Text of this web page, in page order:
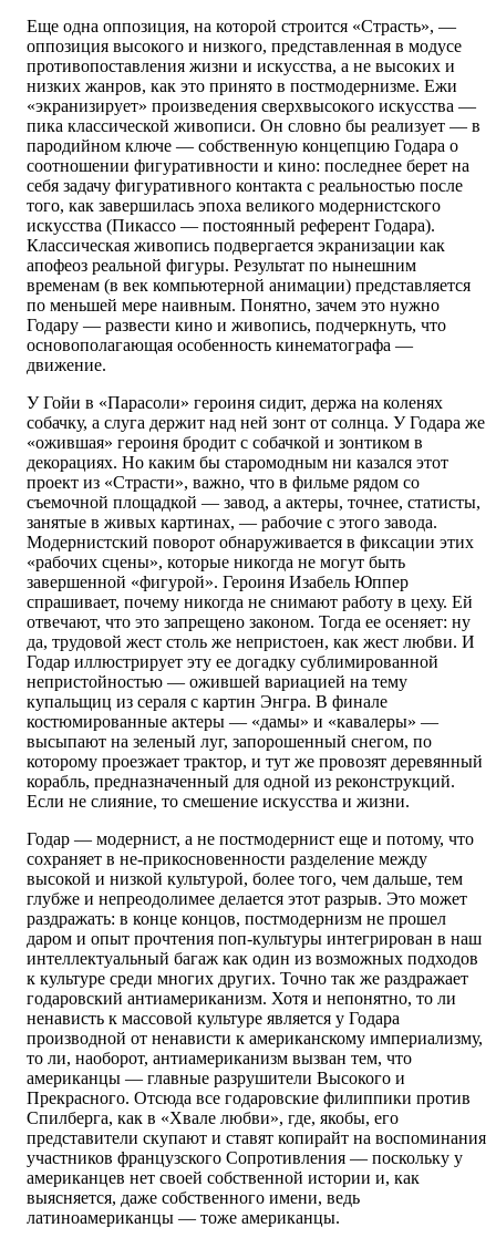
Еще одна оппозиция, на которой строится «Страсть», —
оппозиция высокого и низкого, представленная в модусе
противопоставления жизни и искусства, а не высоких и
низких жанров, как это принято в постмодернизме. Ежи
«экранизирует» произведения сверхвысокого искусства —
пика классической живописи. Он словно бы реализует — в
пародийном ключе — собственную концепцию Годара о
соотношении фигуративности и кино: последнее берет на
себя задачу фигуративного контакта с реальностью после
того, как завершилась эпоха великого модернистского
искусства (Пикассо — постоянный референт Годара).
Классическая живопись подвергается экранизации как
апофеоз реальной фигуры. Результат по нынешним
временам (в век компьютерной анимации) представляется
по меньшей мере наивным. Понятно, зачем это нужно
Годару — развести кино и живопись, подчеркнуть, что
основополагающая особенность кинематографа —
движение.
У Гойи в «Парасоли» героиня сидит, держа на коленях
собачку, а слуга держит над ней зонт от солнца. У Годара же
«ожившая» героиня бродит с собачкой и зонтиком в
декорациях. Но каким бы старомодным ни казался этот
проект из «Страсти», важно, что в фильме рядом со
съемочной площадкой — завод, а актеры, точнее, статисты,
занятые в живых картинах, — рабочие с этого завода.
Модернистский поворот обнаруживается в фиксации этих
«рабочих сцены», которые никогда не могут быть
завершенной «фигурой». Героиня Изабель Юппер
спрашивает, почему никогда не снимают работу в цеху. Ей
отвечают, что это запрещено законом. Тогда ее осеняет: ну
да, трудовой жест столь же непристоен, как жест любви. И
Годар иллюстрирует эту ее догадку сублимированной
непристойностью — ожившей вариацией на тему
купальщиц из сераля с картин Энгра. В финале
костюмированные актеры — «дамы» и «кавалеры» —
высыпают на зеленый луг, запорошенный снегом, по
которому проезжает трактор, и тут же провозят деревянный
корабль, предназначенный для одной из реконструкций.
Если не слияние, то смешение искусства и жизни.
Годар — модернист, а не постмодернист еще и потому, что
сохраняет в не-прикосновенности разделение между
высокой и низкой культурой, более того, чем дальше, тем
глубже и непреодолимее делается этот разрыв. Это может
раздражать: в конце концов, постмодернизм не прошел
даром и опыт прочтения поп-культуры интегрирован в наш
интеллектуальный багаж как один из возможных подходов
к культуре среди многих других. Точно так же раздражает
годаровский антиамериканизм. Хотя и непонятно, то ли
ненависть к массовой культуре является у Годара
производной от ненависти к американскому империализму,
то ли, наоборот, антиамериканизм вызван тем, что
американцы — главные разрушители Высокого и
Прекрасного. Отсюда все годаровские филиппики против
Спилберга, как в «Хвале любви», где, якобы, его
представители скупают и ставят копирайт на воспоминания
участников французского Сопротивления — поскольку у
американцев нет своей собственной истории и, как
выясняется, даже собственного имени, ведь
латиноамериканцы — тоже американцы.